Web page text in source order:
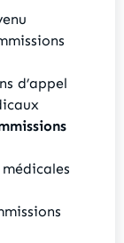
d’appel